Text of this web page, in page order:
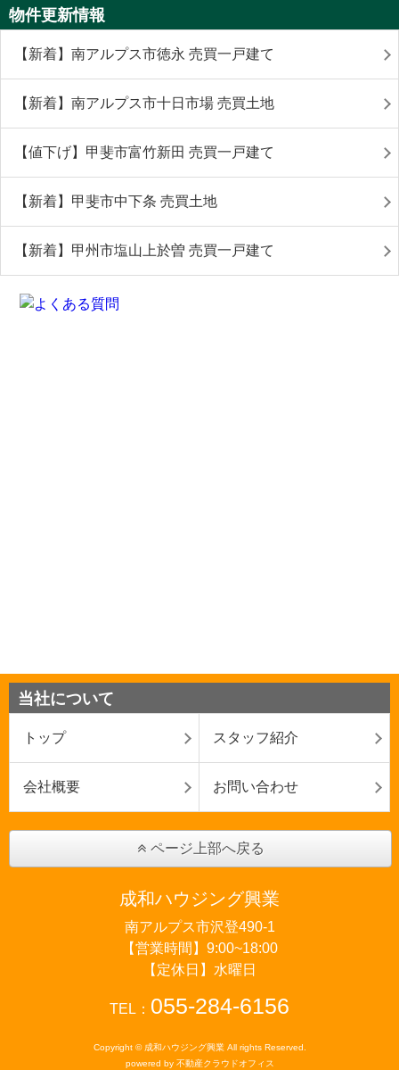
物件更新情報
【新着】南アルプス市徳永 売買一戸建て
【新着】南アルプス市十日市場 売買土地
【値下げ】甲斐市富竹新田 売買一戸建て
【新着】甲斐市中下条 売買土地
【新着】甲州市塩山上於曽 売買一戸建て
当社について
トップ スタッフ紹介
会社概要 お問い合わせ
ページ上部へ戻る
成和ハウジング興業
南アルプス市沢登490-1
【営業時間】9:00~18:00
【定休日】水曜日
TEL： 055-284-6156
Copyright © 成和ハウジング興業 All rights Reserved.
powered by 不動産クラウドオフィス